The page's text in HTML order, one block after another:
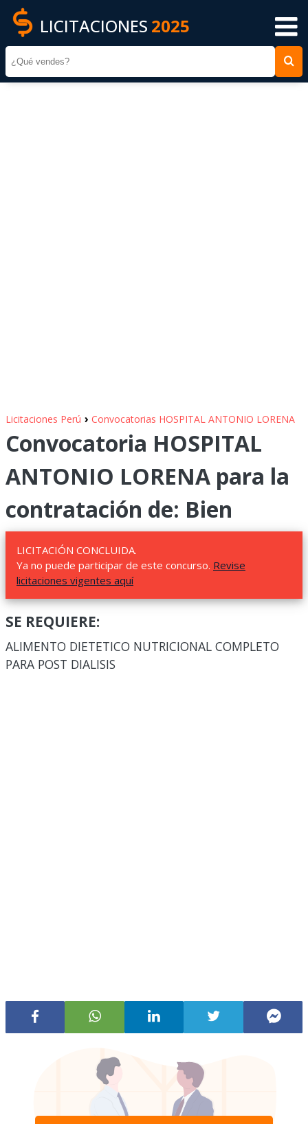
LICITACIONES 2025
Licitaciones Perú › Convocatorias HOSPITAL ANTONIO LORENA
Convocatoria HOSPITAL
ANTONIO LORENA para la
contratación de: Bien
LICITACIÓN CONCLUIDA.
Ya no puede participar de este concurso. Revise
licitaciones vigentes aquí
SE REQUIERE:
ALIMENTO DIETETICO NUTRICIONAL COMPLETO
PARA POST DIALISIS